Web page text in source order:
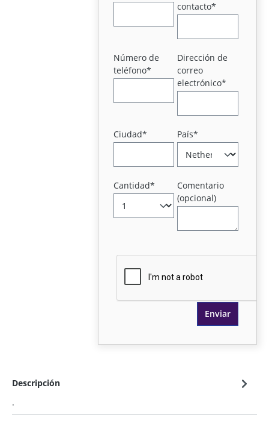
contacto*
Número de
teléfono*
Dirección de
correo
electrónico*
Ciudad* País*
Cantidad*
Comentario
(opcional)
Enviar
Descripción
.